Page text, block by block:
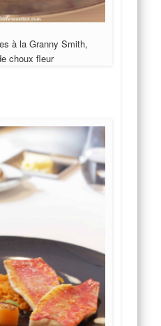
à la Granny Smith,
choux fleur